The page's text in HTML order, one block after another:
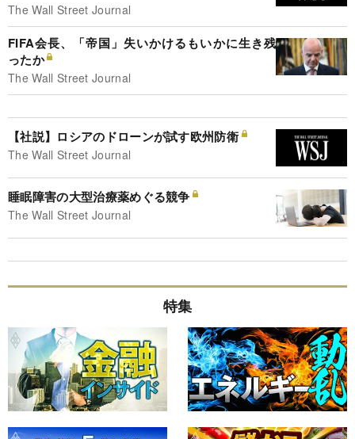
The Wall Street Journal
FIFA会長、「帝国」失いかけるもいかに生き残
ったか
The Wall Street Journal
【社説】ロシアのドローンが試す欧州防衛
The Wall Street Journal
睡眠障害の大型治療薬めぐる競争
The Wall Street Journal
特集